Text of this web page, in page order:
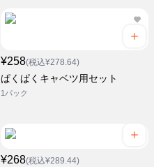
¥258(税込¥278.64)
ぱくぱくキャベツ用セット
1パック
¥268(税込¥289.44)